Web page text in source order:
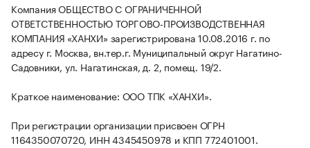
Компания ОБЩЕСТВО С ОГРАНИЧЕННОЙ
ОТВЕТСТВЕННОСТЬЮ ТОРГОВО-ПРОИЗВОДСТВЕННАЯ
КОМПАНИЯ «ХАНХИ» зарегистрирована 10.08.2016 г. по
адресу г. Москва, вн.тер.г. Муниципальный округ Нагатино-
Садовники, ул. Нагатинская, д. 2, помещ. 19/2.
Краткое наименование: ООО ТПК «ХАНХИ».
При регистрации организации присвоен ОГРН
1164350070720, ИНН 4345450978 и КПП 772401001.